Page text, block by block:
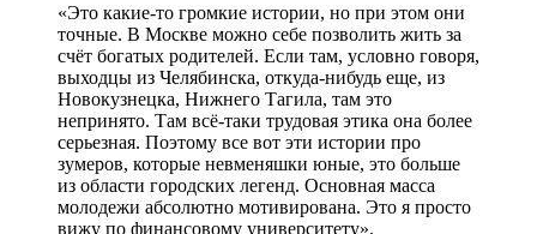
«Это какие-то громкие истории, но при этом они
точные. В Москве можно себе позволить жить за
счёт богатых родителей. Если там, условно говоря,
выходцы из Челябинска, откуда-нибудь еще, из
Новокузнецка, Нижнего Тагила, там это
непринято. Там всё-таки трудовая этика она более
серьезная. Поэтому все вот эти истории про
зумеров, которые невменяшки юные, это больше
из области городских легенд. Основная масса
молодежи абсолютно мотивирована. Это я просто
вижу по финансовому университету».